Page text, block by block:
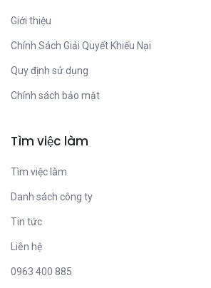
Giới thiệu
Chính Sách Giải Quyết Khiếu Nại
Quy định sử dụng
Chính sách bảo mật
Tìm việc làm
Tìm việc làm
Danh sách công ty
Tin tức
Liên hệ
0963 400 885